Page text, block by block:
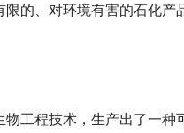
的、对环境有害的石化产
工程技术，生产出了一种